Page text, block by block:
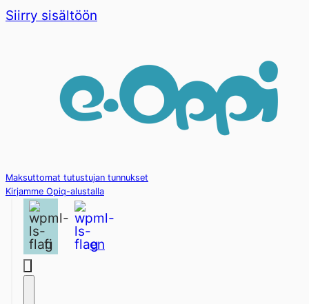
Siirry sisältöön
Maksuttomat tutustujan tunnukset
Kirjamme Opiq-alustalla
fi en